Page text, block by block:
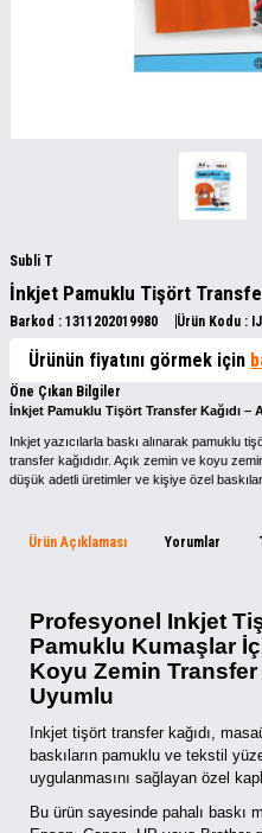
Subli T
İnkjet Pamuklu Tişört
Barkod : 1311202019980 Ürün Kodu :
Ürünün fiyatını görmek için
Öne Çıkan Bilgiler
İnkjet Pamuklu Tişört Transfer Kağıdı –
Inkjet yazıcılarla baskı alınarak pamuklu
transfer kağıdıdır. Açık zemin ve koyu
düşük adetli üretimler ve kişiye özel
Ürün Açıklaması Yorumlar
Profesyonel Inkjet
Pamuklu Kumaşlar
Koyu Zemin Transfer
Uyumlu
Inkjet tişört transfer kağıdı,
baskıların pamuklu ve tekstil
uygulanmasını sağlayan özel
Bu ürün sayesinde pahalı baskı